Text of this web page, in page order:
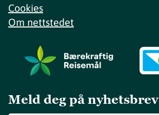
Cookies
Om nettstedet
Meld deg på nyhetsbrev